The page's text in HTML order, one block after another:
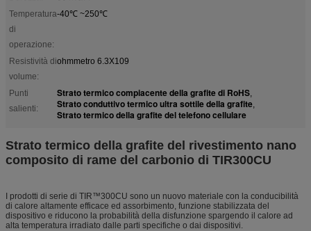
Temperatura
di
operazione:
-40℃ ~250℃
Resistività di
volume:
ohmmetro 6.3X109
Punti
salienti:
Strato termico compiacente della grafite di RoHS,
Strato conduttivo termico ultra sottile della grafite,
Strato termico della grafite del telefono cellulare
Strato termico della grafite del rivestimento nano
composito di rame del carbonio di TIR300CU
I prodotti di serie di TIR™300CU sono un nuovo materiale con la conducibilità
di calore altamente efficace ed assorbimento, funzione stabilizzata del
dispositivo e riducono la probabilità della disfunzione spargendo il calore ad
alta temperatura irradiato dalle parti specifiche o dai dispositivi.